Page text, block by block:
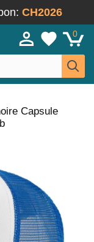
CH2026
0
Capsule